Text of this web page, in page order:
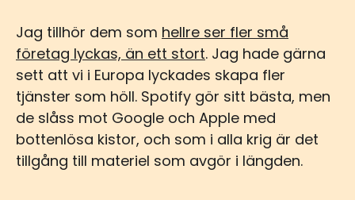
Jag tillhör dem som hellre ser fler små
företag lyckas, än ett stort. Jag hade gärna
sett att vi i Europa lyckades skapa fler
tjänster som höll. Spotify gör sitt bästa, men
de slåss mot Google och Apple med
bottenlösa kistor, och som i alla krig är det
tillgång till materiel som avgör i längden.